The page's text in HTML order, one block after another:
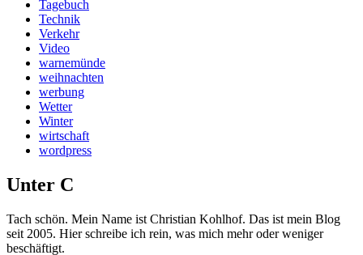
Tagebuch
Technik
Verkehr
Video
warnemünde
weihnachten
werbung
Wetter
Winter
wirtschaft
wordpress
Unter C
Tach schön. Mein Name ist Christian Kohlhof. Das ist mein Blog
seit 2005. Hier schreibe ich rein, was mich mehr oder weniger
beschäftigt.